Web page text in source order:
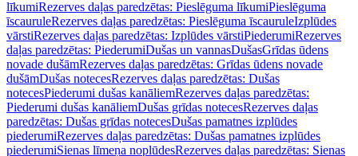
līkumiRezerves daļas paredzētas: Pieslēguma līkumiPieslēguma
īscauruleRezerves daļas paredzētas: Pieslēguma īscauruleIzplūdes
vārstiRezerves daļas paredzētas: Izplūdes vārstiPiederumiRezerves
daļas paredzētas: PiederumiDušas un vannasDušasGrīdas ūdens
novade dušāmRezerves daļas paredzētas: Grīdas ūdens novade
dušāmDušas notecesRezerves daļas paredzētas: Dušas
notecesPiederumi dušas kanāliemRezerves daļas paredzētas:
Piederumi dušas kanāliemDušas grīdas notecesRezerves daļas
paredzētas: Dušas grīdas notecesDušas pamatnes izplūdes
piederumiRezerves daļas paredzētas: Dušas pamatnes izplūdes
piederumiSienas līmeņa noplūdesRezerves daļas paredzētas: Sienas